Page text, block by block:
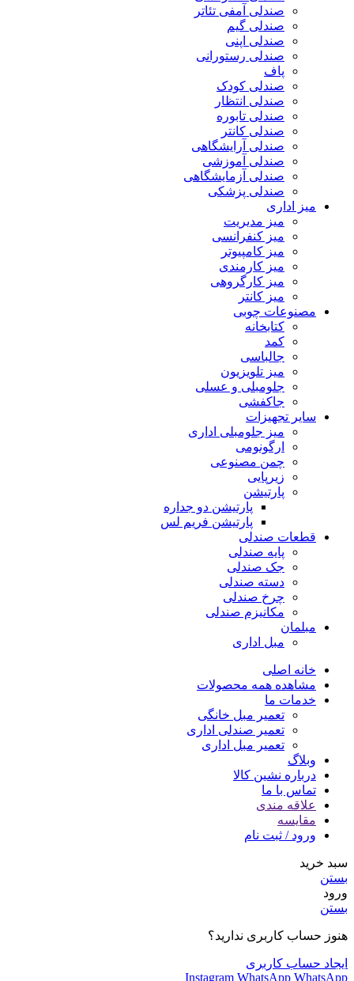
صندلی آمفی تئاتر
صندلی گیم
صندلی اپنی
صندلی رستورانی
پاف
صندلی کودک
صندلی انتظار
صندلی تابوره
صندلی کانتر
صندلی آرایشگاهی
صندلی آموزشی
صندلی آزمایشگاهی
صندلی پزشکی
میز اداری
میز مدیریت
میز کنفرانسی
میز کامپیوتر
میز کارمندی
میز کارگروهی
میز کانتر
مصنوعات چوبی
کتابخانه
کمد
جالباسی
میز تلویزیون
جلومبلی و عسلی
جاکفشی
سایر تجهیزات
میز جلومبلی اداری
ارگونومی
چمن مصنوعی
زیرپایی
پارتیشن
پارتیشن دو جداره
پارتیشن فریم لس
قطعات صندلی
پایه صندلی
جک صندلی
دسته صندلی
چرخ صندلی
مکانیزم صندلی
مبلمان
مبل اداری
خانه اصلی
مشاهده همه محصولات
خدمات ما
تعمیر مبل خانگی
تعمیر صندلی اداری
تعمیر مبل اداری
وبلاگ
درباره نشین کالا
تماس با ما
علاقه مندی
مقایسه
ورود / ثبت نام
سبد خرید
بستن
ورود
بستن
هنوز حساب کاربری ندارید؟
ایجاد حساب کاربری
Instagram WhatsApp WhatsApp